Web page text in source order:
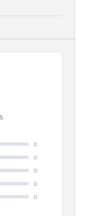
0
0
0
0
0